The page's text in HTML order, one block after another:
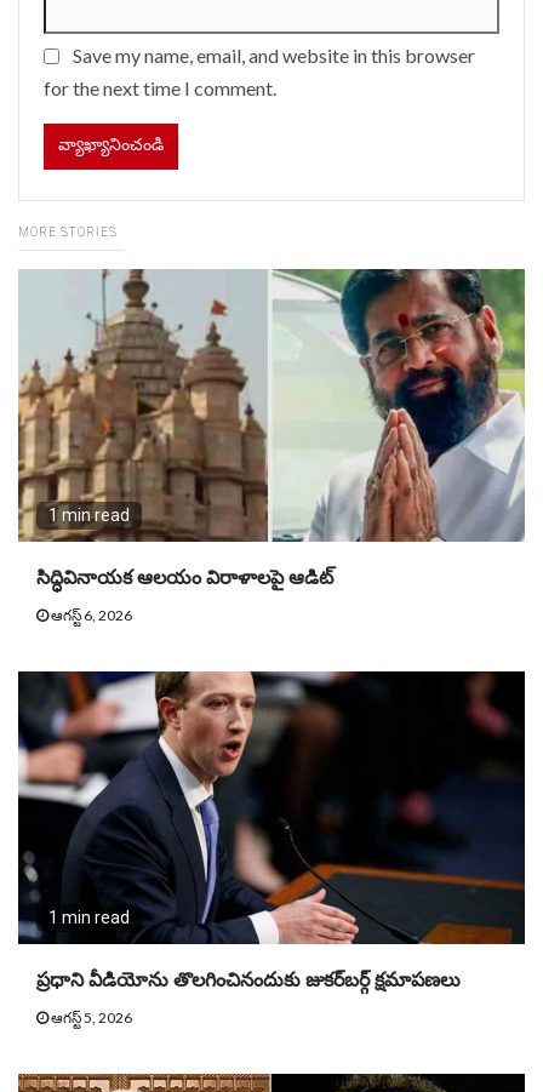
Save my name, email, and website in this browser
for the next time I comment.
MORE STORIES
1 min read
సిద్ధివినాయక ఆలయం విరాళాలపై ఆడిట్‌
ఆగస్ట్ 6, 2026
1 min read
ప్రధాని వీడియోను తొలగించినందుకు జుకర్‌బర్గ్ క్షమాపణలు
ఆగస్ట్ 5, 2026